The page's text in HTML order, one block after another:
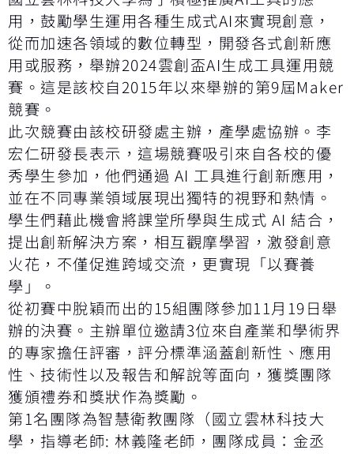
用，鼓勵學生運用各種生成式AI來實現創意，
從而加速各領域的數位轉型，開發各式創新應
用或服務，舉辦2024雲創盃AI生成工具運用競
賽。這是該校自2015年以來舉辦的第9屆Maker
競賽。
此次競賽由該校研發處主辦，產學處協辦。李
宏仁研發長表示，這場競賽吸引來自各校的優
秀學生參加，他們通過 AI 工具進行創新應用，
並在不同專業領域展現出獨特的視野和熱情。
學生們藉此機會將課堂所學與生成式 AI 結合，
提出創新解決方案，相互觀摩學習，激發創意
火花，不僅促進跨域交流，更實現「以賽養
學」。
從初賽中脫穎而出的15組團隊參加11月19日舉
辦的決賽。主辦單位邀請3位來自產業和學術界
的專家擔任評審，評分標準涵蓋創新性、應用
性、技術性以及報告和解說等面向，獲獎團隊
獲頒禮券和獎狀作為獎勵。
第1名團隊為智慧衛教團隊（國立雲林科技大
學，指導老師: 林義隆老師，團隊成員：金丞